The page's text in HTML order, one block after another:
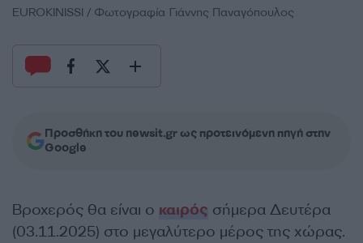
EUROKINISSI / Φωτογραφία Γιάννης Παναγόπουλος
Προσθήκη του newsit.gr ως προτεινόμενη πηγή στην
Google
Βροχερός θα είναι ο καιρός σήμερα Δευτέρα
(03.11.2025) στο μεγαλύτερο μέρος της χώρας.